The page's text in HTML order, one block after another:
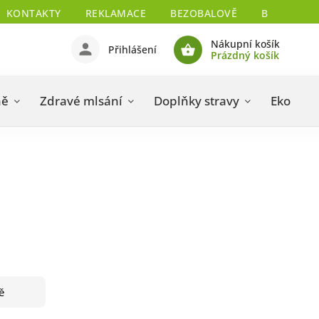
KONTAKTY REKLAMACE BEZOBALOVĚ BIO
Nákupní košík
Prázdný košík
Přihlášení
Zdravé mlsání Doplňky stravy Eko